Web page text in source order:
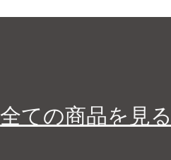
全ての商品を見る